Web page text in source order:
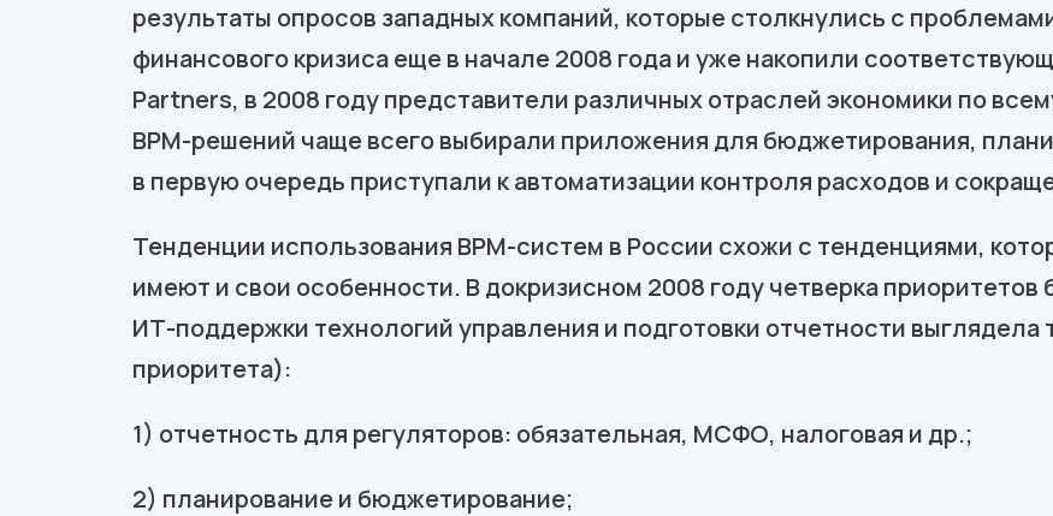
результаты опросов западных компаний, которые столкнулись с
финансового кризиса еще в начале 2008 года и уже накопили
Partners, в 2008 году представители различных отраслей экономики по
BPM-решений чаще всего выбирали приложения для бюджетирования,
в первую очередь приступали к автоматизации контроля расходов и
Тенденции использования BPM-систем в России схожи с тенденциями,
имеют и свои особенности. В докризисном 2008 году четверка
ИТ-поддержки технологий управления и подготовки отчетности выглядела
приоритета):
1) отчетность для регуляторов: обязательная, МСФО, налоговая и др.;
2) планирование и бюджетирование;